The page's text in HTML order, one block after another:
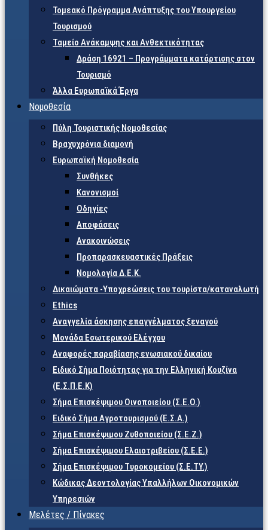
Τομεακό Πρόγραμμα Ανάπτυξης του Υπουργείου
Τουρισμού
Ταμείο Ανάκαμψης και Ανθεκτικότητας
Δράση 16921 – Προγράμματα κατάρτισης στον
Τουρισμό
Άλλα Ευρωπαϊκά Έργα
Νομοθεσία
Πύλη Τουριστικής Νομοθεσίας
Βραχυχρόνια διαμονή
Ευρωπαϊκή Νομοθεσία
Συνθήκες
Κανονισμοί
Οδηγίες
Αποφάσεις
Ανακοινώσεις
Προπαρασκευαστικές Πράξεις
Νομολογία Δ.Ε.Κ.
Δικαιώματα -Υποχρεώσεις του τουρίστα/καταναλωτή
Ethics
Αναγγελία άσκησης επαγγέλματος ξεναγού
Μονάδα Εσωτερικού Ελέγχου
Αναφορές παραβίασης ενωσιακού δικαίου
Ειδικό Σήμα Ποιότητας για την Ελληνική Κουζίνα
(Ε.Σ.Π.Ε.Κ)
Σήμα Επισκέψιμου Οινοποιείου (Σ.Ε.Ο.)
Ειδικό Σήμα Αγροτουρισμού (Ε.Σ.Α.)
Σήμα Επισκέψιμου Ζυθοποιείου (Σ.Ε.Ζ.)
Σήμα Επισκέψιμου Ελαιοτριβείου (Σ.Ε.Ε.)
Σήμα Επισκέψιμου Τυροκομείου (Σ.Ε.TY.)
Κώδικας Δεοντολογίας Υπαλλήλων Οικονομικών
Υπηρεσιών
Μελέτες / Πίνακες